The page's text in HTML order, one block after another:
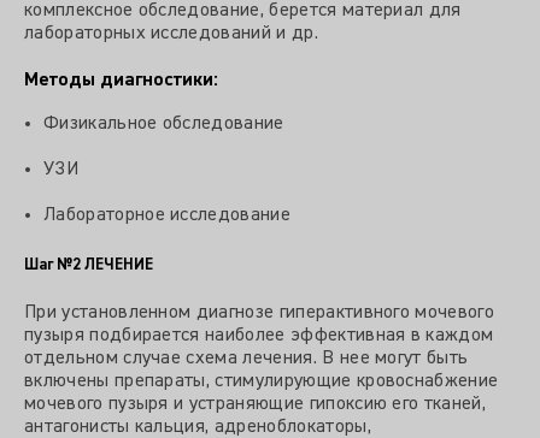
комплексное обследование, берется материал для
лабораторных исследований и др.
Методы диагностики:
Физикальное обследование
УЗИ
Лабораторное исследование
Шаг №2 ЛЕЧЕНИЕ
При установленном диагнозе гиперактивного мочевого
пузыря подбирается наиболее эффективная в каждом
отдельном случае схема лечения. В нее могут быть
включены препараты, стимулирующие кровоснабжение
мочевого пузыря и устраняющие гипоксию его тканей,
антагонисты кальция, адреноблокаторы,